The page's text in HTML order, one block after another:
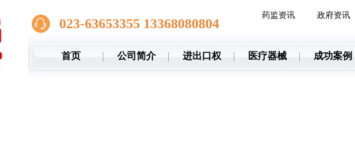
023-63653355 13368080804
药监资讯 政府资讯
首页 公司简介 进出口权 医疗器械 成功案例